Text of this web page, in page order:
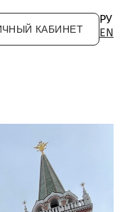
КАБИНЕТ
РУ
EN